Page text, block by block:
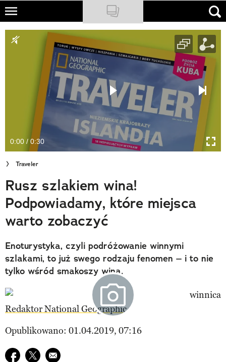
Skip
main
NATIONAL GEOGRAPHIC
TRAVELER
PODCASTY
Newsletter
Cuda Polski
Wielki Konkurs Fotograficzny
Trendbook Podróżniczy
Polecane
0:00 / 0:30
Traveler
Rusz szlakiem wina!
Podpowiadamy, które miejsca
warto zobaczyć
Enoturystyka, czyli podróżowanie winnymi
szlakami, to już swego rodzaju fenomen – i to nie
tylko wśród smakoszy wina.
Redaktor National Geographic
Opublikowano: 01.04.2019, 07:16
Udostępnij na facebook
Udostępnij na twitter
E-mail do przyjaciela